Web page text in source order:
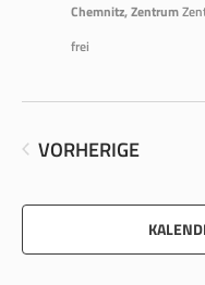
Chemnitz, Zentrum
frei
VORHERIGE